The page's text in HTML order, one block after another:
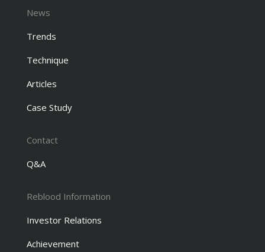
News
Trends
Technique
Articles
Case Study
Contact
Q&A
Reblood Information
Investor Relations
Achievement